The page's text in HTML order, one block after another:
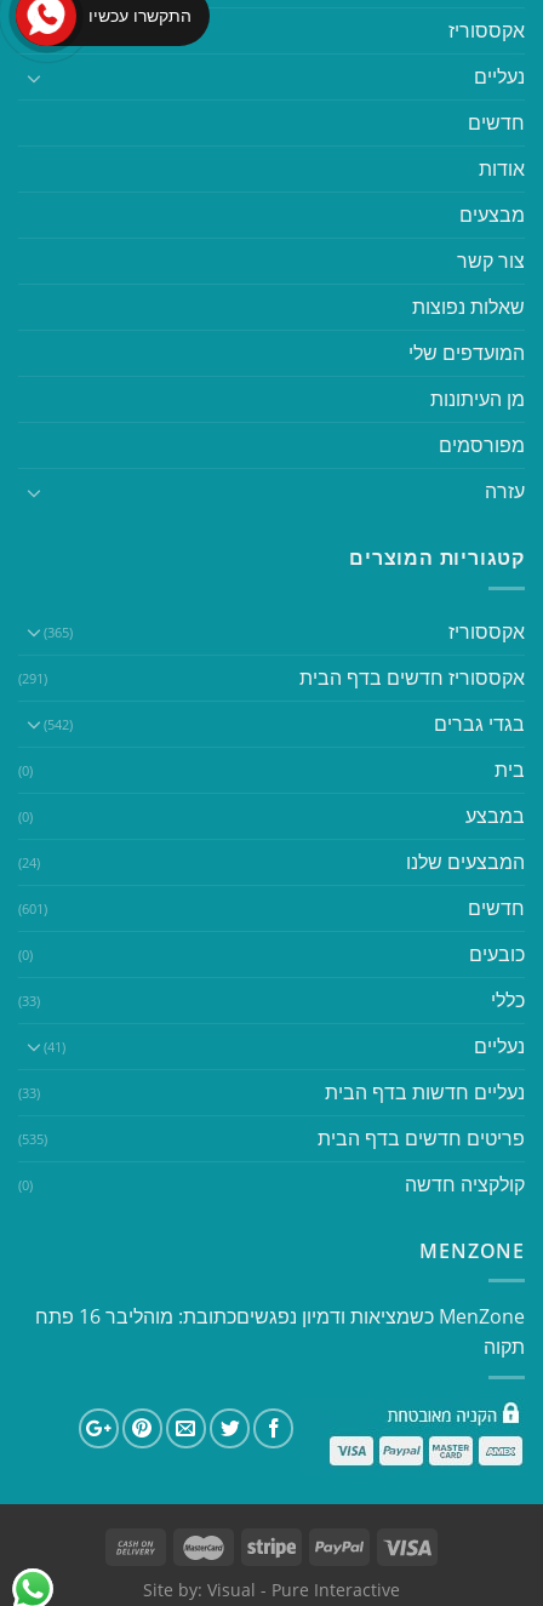
אקססוריז
נעליים
חדשים
אודות
מבצעים
צור קשר
שאלות נפוצות
המועדפים שלי
מן העיתונות
מפורסמים
עזרה
קטגוריות המוצרים
אקססוריז (365)
אקססוריז חדשים בדף הבית (291)
בגדי גברים (542)
בית (0)
במבצע (0)
המבצעים שלנו (24)
חדשים (601)
כובעים (0)
כללי (33)
נעליים (41)
נעליים חדשות בדף הבית (33)
פריטים חדשים בדף הבית (535)
קולקציה חדשה (0)
MENZONE
​​MenZone כשמציאות ודמיון נפגשים​ כתובת: מוהליבר 16 פתח
תקוה
Site by: Visual - Pure Interactive
התקשרו עכשיו